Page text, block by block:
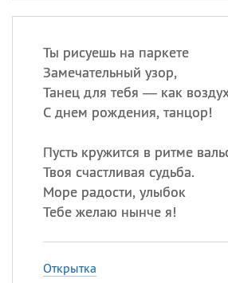
Ты рисуешь на паркете
Замечательный узор,
Танец для тебя — как
С днем рождения, танцор!
Пусть кружится в ритме
Твоя счастливая судьба.
Море радости, улыбок
Тебе желаю нынче я!
Открытка